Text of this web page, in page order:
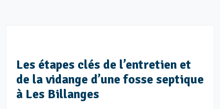
Les étapes clés de l’entretien et
de la vidange d’une fosse septique
à Les Billanges